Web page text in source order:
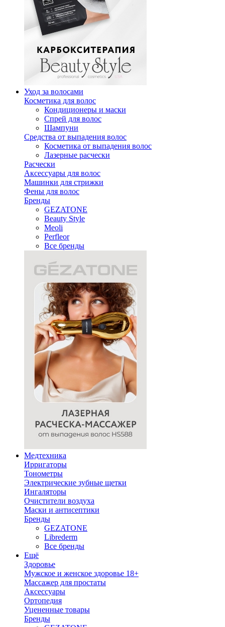
Уход за волосами
Косметика для волос
Кондиционеры и маски
Спрей для волос
Шампуни
Средства от выпадения волос
Косметика от выпадения волос
Лазерные расчески
Расчески
Аксессуары для волос
Машинки для стрижки
Фены для волос
Бренды
GEZATONE
Beauty Style
Meoli
Perfleor
Все бренды
Медтехника
Ирригаторы
Тонометры
Электрические зубные щетки
Ингаляторы
Очистители воздуха
Маски и антисептики
Бренды
GEZATONE
Librederm
Все бренды
Ещё
Здоровье
Мужское и женское здоровье 18+
Массажер для простаты
Аксессуары
Ортопедия
Уцененные товары
Бренды